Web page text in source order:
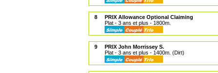
8
PRIX Allowance Optional Claiming
Plat - 3 ans et plus - 1800m.
9
PRIX John Morrissey S.
Plat - 3 ans et plus - 1400m. (Dirt)